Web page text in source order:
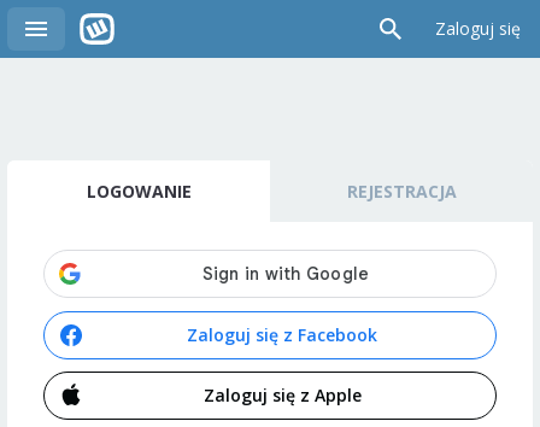
Zaloguj się
LOGOWANIE REJESTRACJA
Zaloguj się z Facebook
Zaloguj się z Apple